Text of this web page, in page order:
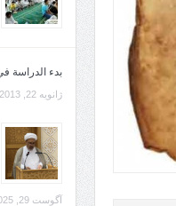
بدء الدراسة
ژانویه 22, 2013
آگوست 29, 2025